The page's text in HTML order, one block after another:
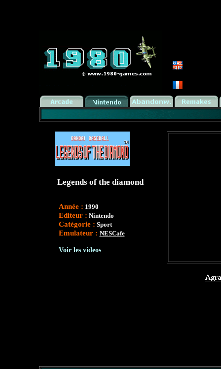
Legends of the diamond
Année : 1990
Editeur : Nintendo
Catégorie : Sport
Emulateur : NESCafe
Voir les videos